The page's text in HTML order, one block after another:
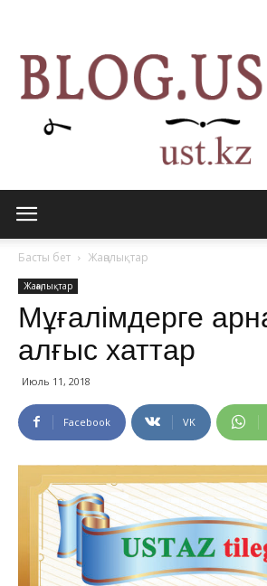
—
Басты бет Жаңалықтар
Жаңалықтар
Мұғалімдерге
алғыс хаттар
Июль 11, 2018
Facebook VK